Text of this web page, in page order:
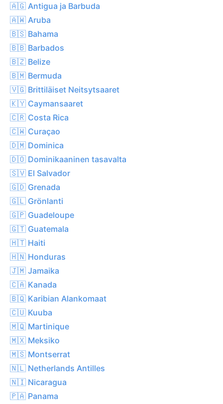
🇦🇬 Antigua ja Barbuda
🇦🇼 Aruba
🇧🇸 Bahama
🇧🇧 Barbados
🇧🇿 Belize
🇧🇲 Bermuda
🇻🇬 Brittiläiset Neitsytsaaret
🇰🇾 Caymansaaret
🇨🇷 Costa Rica
🇨🇼 Curaçao
🇩🇲 Dominica
🇩🇴 Dominikaaninen tasavalta
🇸🇻 El Salvador
🇬🇩 Grenada
🇬🇱 Grönlanti
🇬🇵 Guadeloupe
🇬🇹 Guatemala
🇭🇹 Haiti
🇭🇳 Honduras
🇯🇲 Jamaika
🇨🇦 Kanada
🇧🇶 Karibian Alankomaat
🇨🇺 Kuuba
🇲🇶 Martinique
🇲🇽 Meksiko
🇲🇸 Montserrat
🇳🇱 Netherlands Antilles
🇳🇮 Nicaragua
🇵🇦 Panama